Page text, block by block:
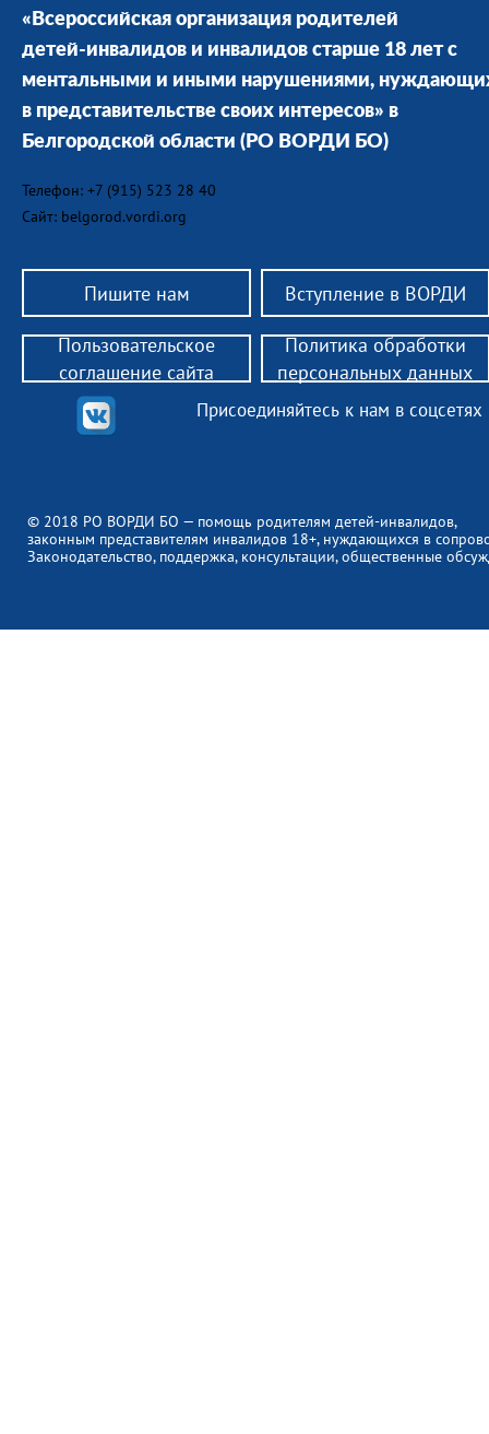
«Всероссийская организация родителей
детей-инвалидов и инвалидов старше 18 лет с
ментальными и иными нарушениями,
в представительстве своих интересов» в
Белгородской области (РО ВОРДИ БО)
Телефон: +7 (915) 523 28 40
Сайт: belgorod.vordi.org
Пишите нам Вступление в ВОРДИ
© 2018 РО ВОРДИ БО — помощь родителям детей-инвалидов,
законным представителям инвалидов 18+, нуждающихся в
Законодательство, поддержка, консультации, общественные
Присоединяйтесь к нам в соцсетях
Пользовательское
соглашение сайта
Политика обработки
персональных данных